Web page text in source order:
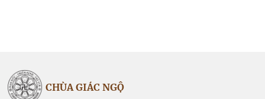
CHÙA GIÁC NGỘ